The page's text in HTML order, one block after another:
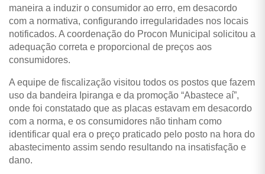
maneira a induzir o consumidor ao erro, em desacordo
com a normativa, configurando irregularidades nos locais
notificados. A coordenação do Procon Municipal solicitou a
adequação correta e proporcional de preços aos
consumidores.
A equipe de fiscalização visitou todos os postos que fazem
uso da bandeira Ipiranga e da promoção “Abastece aí”,
onde foi constatado que as placas estavam em desacordo
com a norma, e os consumidores não tinham como
identificar qual era o preço praticado pelo posto na hora do
abastecimento assim sendo resultando na insatisfação e
dano.